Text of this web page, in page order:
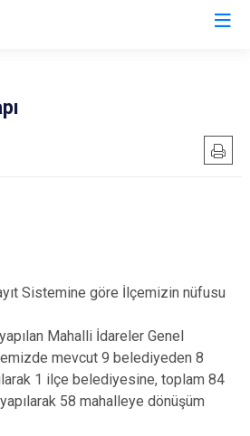
Tomarza
Yeşilhisar
Sistemine göre İlçemizin nüfusu
Mahalli İdareler Genel
mevcut 9 belediyeden 8
1 ilçe belediyesine, toplam 84
58 mahalleye dönüşüm